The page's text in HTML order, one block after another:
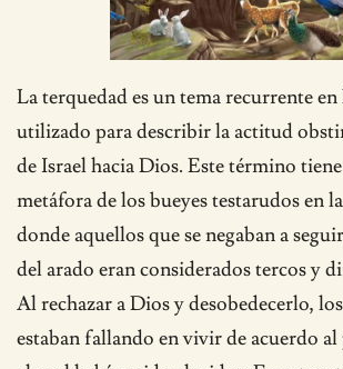
La terquedad es un tema recurrente
utilizado para describir la actitud
de Israel hacia Dios. Este término
metáfora de los bueyes testarudos en
donde aquellos que se negaban a
del arado eran considerados tercos y
Al rechazar a Dios y desobedecerlo,
estaban fallando en vivir de acuerdo